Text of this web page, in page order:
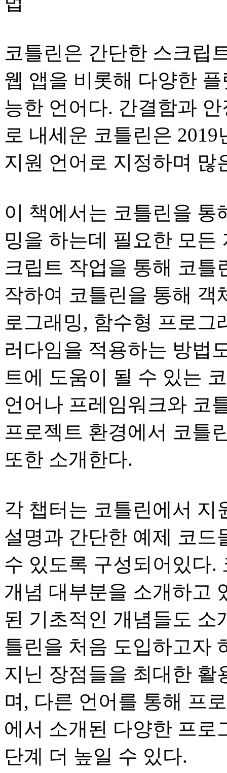
코틀린은 간단한 스크립
웹 앱을 비롯해 다양한
능한 언어다. 간결함과
로 내세운 코틀린은
지원 언어로 지정하며 많
이 책에서는 코틀린을
밍을 하는데 필요한 모든
크립트 작업을 통해 코틀
작하여 코틀린을 통해 객
로그래밍, 함수형 프로그
러다임을 적용하는 방법
트에 도움이 될 수 있는
언어나 프레임워크와 코
프로젝트 환경에서 코틀
또한 소개한다.
각 챕터는 코틀린에서
설명과 간단한 예제 코드
수 있도록 구성되어있다.
개념 대부분을 소개하고
된 기초적인 개념들도 소
틀린을 처음 도입하고자
지닌 장점들을 최대한 활
며, 다른 언어를 통해 프
에서 소개된 다양한 프로
단계 더 높일 수 있다.